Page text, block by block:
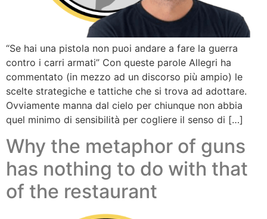
“Se hai una pistola non puoi andare a fare la guerra
contro i carri armati” Con queste parole Allegri ha
commentato (in mezzo ad un discorso più ampio) le
scelte strategiche e tattiche che si trova ad adottare.
Ovviamente manna dal cielo per chiunque non abbia
quel minimo di sensibilità per cogliere il senso di […]
Why the metaphor of guns
has nothing to do with that
of the restaurant